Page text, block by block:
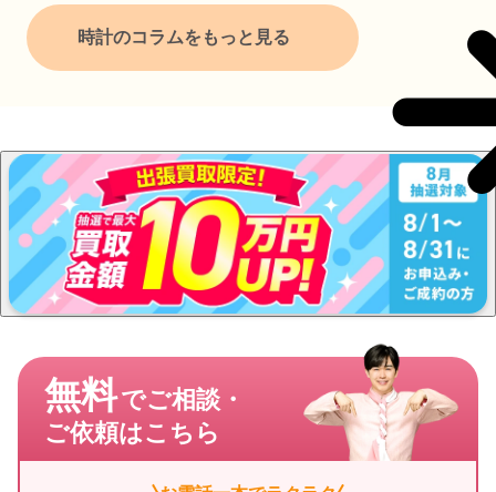
時計のコラムをもっと見る
無料でご相談・
ご依頼はこちら